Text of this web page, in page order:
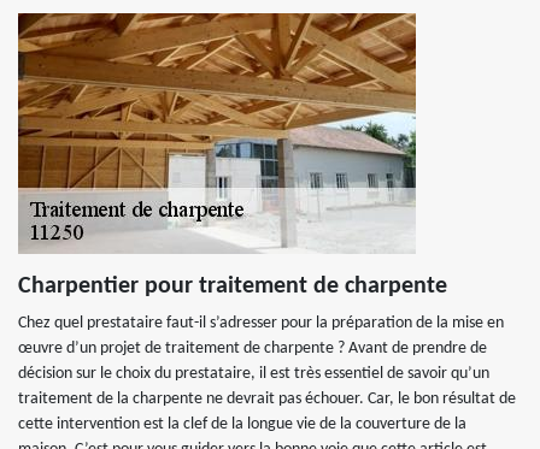
Charpentier pour traitement de charpente
Chez quel prestataire faut-il s’adresser pour la préparation de la mise en
œuvre d’un projet de traitement de charpente ? Avant de prendre de
décision sur le choix du prestataire, il est très essentiel de savoir qu’un
traitement de la charpente ne devrait pas échouer. Car, le bon résultat de
cette intervention est la clef de la longue vie de la couverture de la